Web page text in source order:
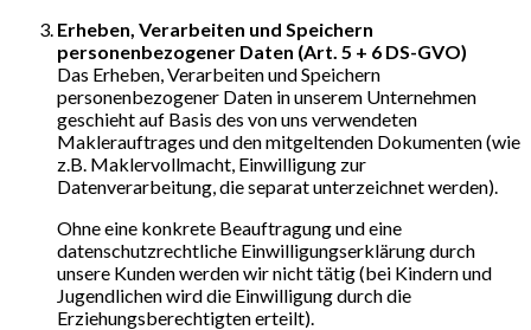
Erheben, Verarbeiten und Speichern
personenbezogener Daten (Art. 5 + 6 DS-GVO)
Das Erheben, Verarbeiten und Speichern
personenbezogener Daten in unserem Unternehmen
geschieht auf Basis des von uns verwendeten
Maklerauftrages und den mitgeltenden Dokumenten (wie
z.B. Maklervollmacht, Einwilligung zur
Datenverarbeitung, die separat unterzeichnet werden).
Ohne eine konkrete Beauftragung und eine
datenschutzrechtliche Einwilligungserklärung durch
unsere Kunden werden wir nicht tätig (bei Kindern und
Jugendlichen wird die Einwilligung durch die
Erziehungsberechtigten erteilt).